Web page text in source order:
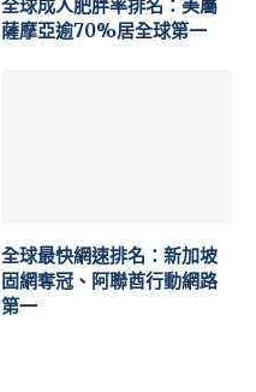
全球成人肥胖率排名：美屬
薩摩亞逾70%居全球第一
全球最快網速排名：新加坡
固網奪冠、阿聯酋行動網路
第一